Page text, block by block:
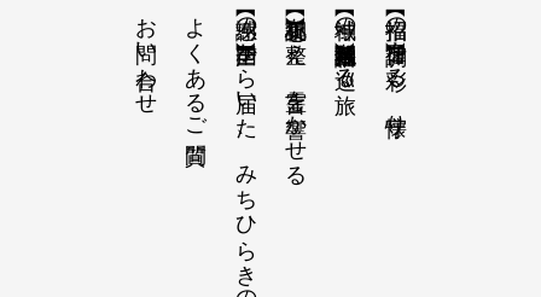
【招福の調律】日々を彩る、懐守り
【神域の系譜】神社仏閣・自然を巡る旅
【祝詞集】心を整え、言霊を響かせる
【感謝の声】全国から届いた、みちひらきの記録
よくあるご質問
お問い合わせ